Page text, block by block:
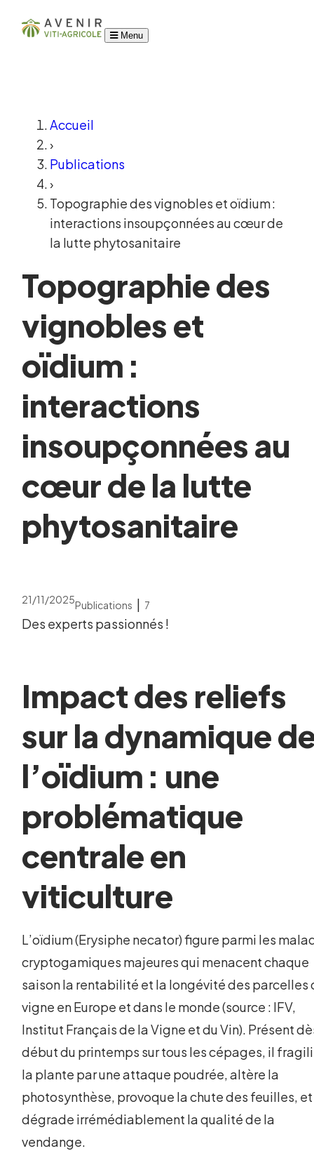
Menu
Accueil
›
Publications
›
Topographie des vignobles et oïdium :
interactions insoupçonnées au cœur de
la lutte phytosanitaire
Topographie des
vignobles et
oïdium :
interactions
insoupçonnées au
cœur de la lutte
phytosanitaire
21/11/2025Publications | 7
Des experts passionnés !
Impact des reliefs
sur la dynamique
l’oïdium : une
problématique
centrale en
viticulture
L’oïdium (Erysiphe necator) figure parmi les
cryptogamiques majeures qui menacent chaque
saison la rentabilité et la longévité des parcelles
vigne en Europe et dans le monde (source : IFV,
Institut Français de la Vigne et du Vin). Présent
début du printemps sur tous les cépages, il
la plante par une attaque poudrée, altère la
photosynthèse, provoque la chute des feuilles, et
dégrade irrémédiablement la qualité de la
vendange.